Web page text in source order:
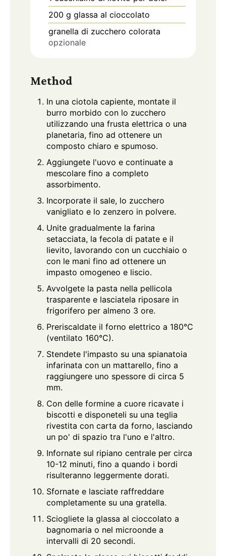
200 g glassa al cioccolato
granella di zucchero colorata
opzionale
Method
In una ciotola capiente, montate il
burro morbido con lo zucchero
utilizzando una frusta elettrica o una
planetaria, fino ad ottenere un
composto chiaro e spumoso.
Aggiungete l'uovo e continuate a
mescolare fino a completo
assorbimento.
Incorporate il sale, lo zucchero
vanigliato e lo zenzero in polvere.
Unite gradualmente la farina
setacciata, la fecola di patate e il
lievito, lavorando con un cucchiaio o
con le mani fino ad ottenere un
impasto omogeneo e liscio.
Avvolgete la pasta nella pellicola
trasparente e lasciatela riposare in
frigorifero per almeno 3 ore.
Preriscaldate il forno elettrico a 180°C
(ventilato 160°C).
Stendete l'impasto su una spianatoia
infarinata con un mattarello, fino a
raggiungere uno spessore di circa 5
mm.
Con delle formine a cuore ricavate i
biscotti e disponeteli su una teglia
rivestita con carta da forno, lasciando
un po' di spazio tra l'uno e l'altro.
Infornate sul ripiano centrale per circa
10-12 minuti, fino a quando i bordi
risulteranno leggermente dorati.
Sfornate e lasciate raffreddare
completamente su una gratella.
Sciogliete la glassa al cioccolato a
bagnomaria o nel microonde a
intervalli di 20 secondi.